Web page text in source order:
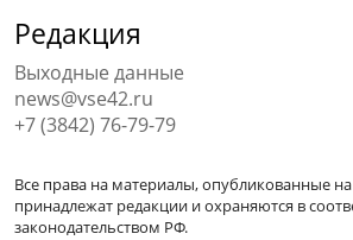
Редакция
Выходные данные
news@vse42.ru
+7 (3842) 76-79-79
Все права на материалы, опубликованные на
принадлежат редакции и охраняются в
законодательством РФ.